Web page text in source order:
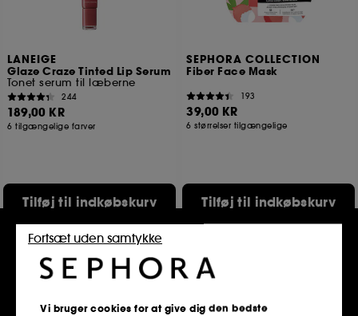
LANEIGE
Glaze Craze Tinted Lip Serum
Tonet serum til læberne
244
189,00 KR
6 tilgængelige farver
Tilføj til indkøbskurv
SEPHORA COLLECTION
Fiber Face Mask
193
39,00 KR
6 størrelser tilgængelige
Tilføj til indkøbskurv
Hot on Social
Vi bruger cookies for at give dig den bedste
Fortsæt uden samtykke